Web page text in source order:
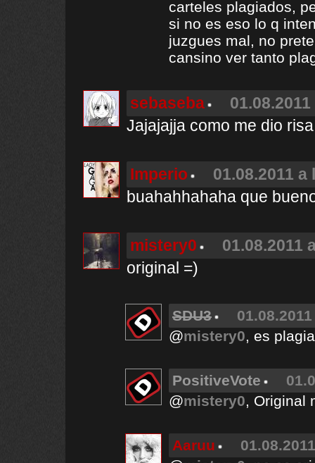
carteles plagiados,
si no es eso lo q
juzgues mal, no
cansino ver tanto
sebaseba
Jajajajja como me dio
Imperio
01.08.2011 a
buahahhahaha que
mistery0
01.08.2011
original =)
SDU3
@mistery0, es
PositiveVote
@mistery0, Original
Aaruu